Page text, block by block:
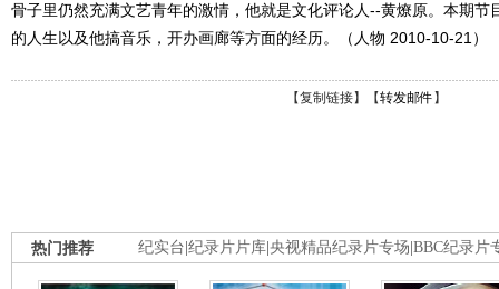
骨子里仍然充满文艺青年的激情，他就是文化评论人--黄燎原。本期节
的人生以及他搞音乐，开办画廊等方面的经历。（人物 2010-10-21）
【复制链接】【转发邮件 】
纪实台 纪录片片库 央视精品纪录片专场 BBC纪录片
热门推荐